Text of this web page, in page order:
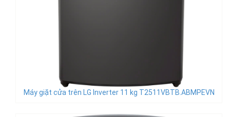
Máy giặt cửa trên LG Inverter 11 kg T2511VBTB.ABMPEVN